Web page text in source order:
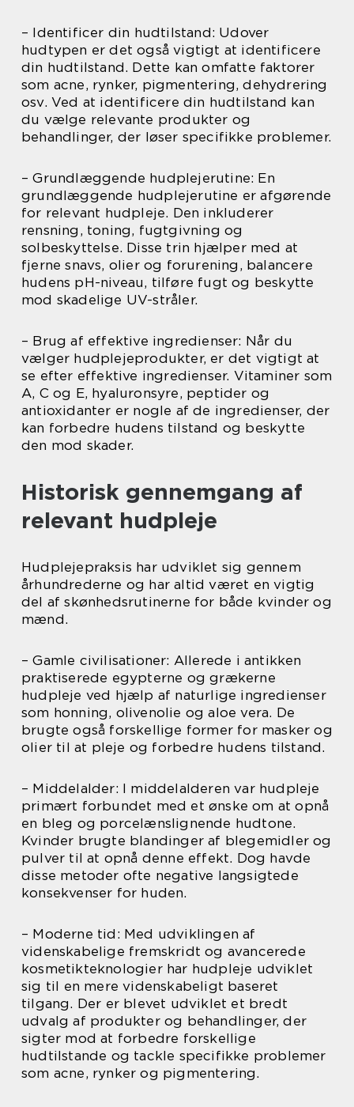
– Identificer din hudtilstand: Udover
hudtypen er det også vigtigt at identificere
din hudtilstand. Dette kan omfatte faktorer
som acne, rynker, pigmentering, dehydrering
osv. Ved at identificere din hudtilstand kan
du vælge relevante produkter og
behandlinger, der løser specifikke problemer.
– Grundlæggende hudplejerutine: En
grundlæggende hudplejerutine er afgørende
for relevant hudpleje. Den inkluderer
rensning, toning, fugtgivning og
solbeskyttelse. Disse trin hjælper med at
fjerne snavs, olier og forurening, balancere
hudens pH-niveau, tilføre fugt og beskytte
mod skadelige UV-stråler.
– Brug af effektive ingredienser: Når du
vælger hudplejeprodukter, er det vigtigt at
se efter effektive ingredienser. Vitaminer som
A, C og E, hyaluronsyre, peptider og
antioxidanter er nogle af de ingredienser, der
kan forbedre hudens tilstand og beskytte
den mod skader.
Historisk gennemgang af
relevant hudpleje
Hudplejepraksis har udviklet sig gennem
århundrederne og har altid været en vigtig
del af skønhedsrutinerne for både kvinder og
mænd.
– Gamle civilisationer: Allerede i antikken
praktiserede egypterne og grækerne
hudpleje ved hjælp af naturlige ingredienser
som honning, olivenolie og aloe vera. De
brugte også forskellige former for masker og
olier til at pleje og forbedre hudens tilstand.
– Middelalder: I middelalderen var hudpleje
primært forbundet med et ønske om at opnå
en bleg og porcelænslignende hudtone.
Kvinder brugte blandinger af blegemidler og
pulver til at opnå denne effekt. Dog havde
disse metoder ofte negative langsigtede
konsekvenser for huden.
– Moderne tid: Med udviklingen af
videnskabelige fremskridt og avancerede
kosmetikteknologier har hudpleje udviklet
sig til en mere videnskabeligt baseret
tilgang. Der er blevet udviklet et bredt
udvalg af produkter og behandlinger, der
sigter mod at forbedre forskellige
hudtilstande og tackle specifikke problemer
som acne, rynker og pigmentering.